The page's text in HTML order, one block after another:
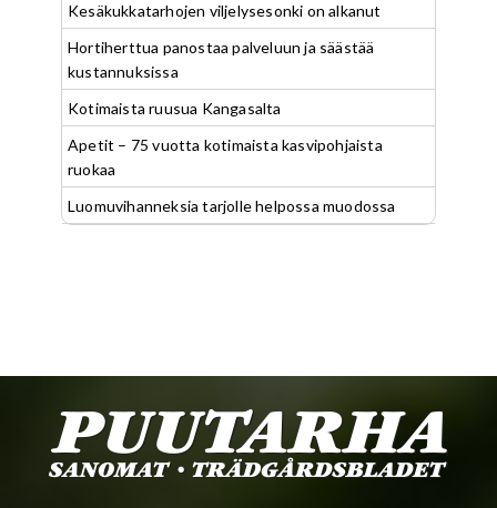
Kesäkukkatarhojen viljelysesonki on alkanut
Hortiherttua panostaa palveluun ja säästää
kustannuksissa
Kotimaista ruusua Kangasalta
Apetit – 75 vuotta kotimaista kasvipohjaista
ruokaa
Luomuvihanneksia tarjolle helpossa muodossa